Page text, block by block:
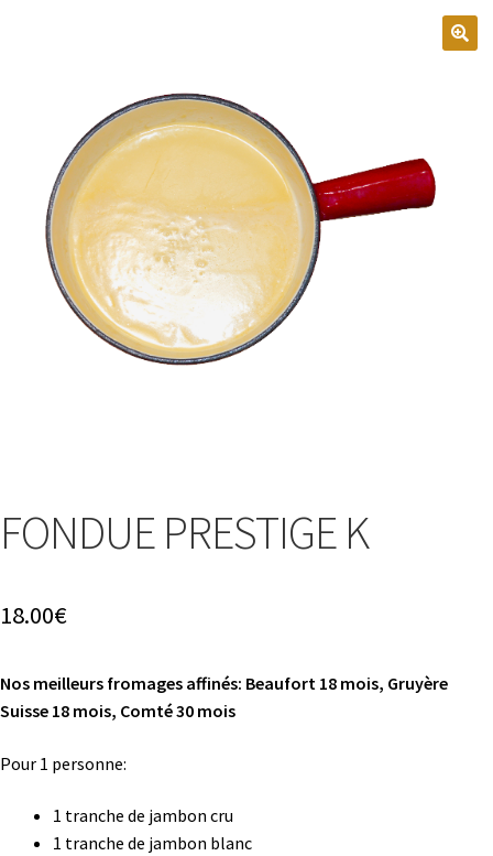
FONDUE PRESTIGE K
18.00€
Nos meilleurs fromages affinés: Beaufort 18 mois, Gruyère
Suisse 18 mois, Comté 30 mois
Pour 1 personne:
1 tranche de jambon cru
1 tranche de jambon blanc